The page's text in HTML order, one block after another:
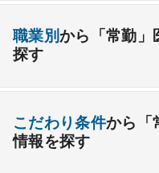
内科系
一般内科 呼吸器内科
老人内科
職業別から「常勤」
探す
こだわり条件から「
情報を探す